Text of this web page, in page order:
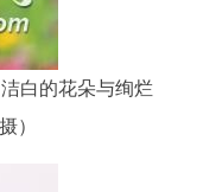
白的花朵与绚烂
）